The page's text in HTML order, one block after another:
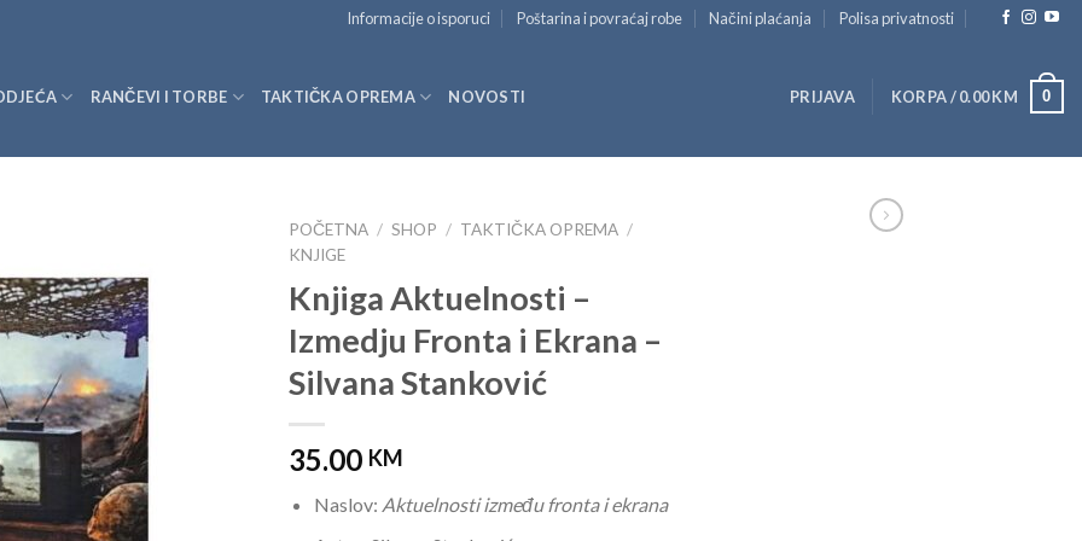
Informacije o isporuci Poštarina i povraćaj robe Načini plaćanja Polisa privatnosti
RANČEVI I TORBE TAKTIČKA OPREMA NOVOSTI PRIJAVA KORPA /0.00KM 0
POČETNA / SHOP / TAKTIČKA OPREMA /
KNJIGE
Knjiga Aktuelnosti –
Izmedju Fronta i Ekrana –
Silvana Stanković
35.00 KM
Naslov: Aktuelnosti između fronta i ekrana